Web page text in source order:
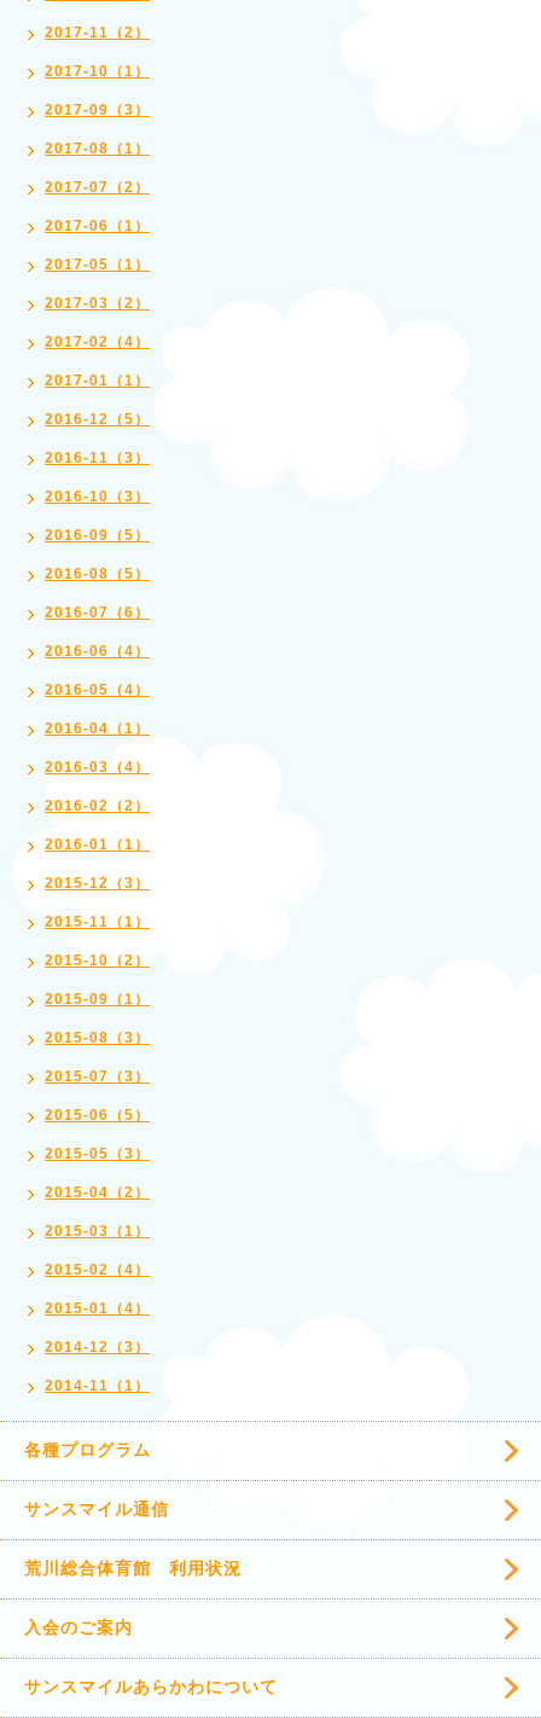
2017-11（2）
2017-10（1）
2017-09（3）
2017-08（1）
2017-07（2）
2017-06（1）
2017-05（1）
2017-03（2）
2017-02（4）
2017-01（1）
2016-12（5）
2016-11（3）
2016-10（3）
2016-09（5）
2016-08（5）
2016-07（6）
2016-06（4）
2016-05（4）
2016-04（1）
2016-03（4）
2016-02（2）
2016-01（1）
2015-12（3）
2015-11（1）
2015-10（2）
2015-09（1）
2015-08（3）
2015-07（3）
2015-06（5）
2015-05（3）
2015-04（2）
2015-03（1）
2015-02（4）
2015-01（4）
2014-12（3）
2014-11（1）
各種プログラム
サンスマイル通信
荒川総合体育館 利用状況
入会のご案内
サンスマイルあらかわについて